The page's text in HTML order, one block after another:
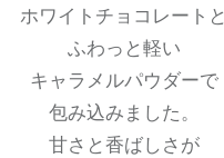
ホワイトチョコレートと
ふわっと軽い
キャラメルパウダーで
包み込みました。
甘さと香ばしさが